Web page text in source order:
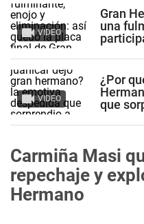
VIDEO
Gran
una
VIDEO
¿Por
que
Carmiña Masi
repechaje y
Hermano